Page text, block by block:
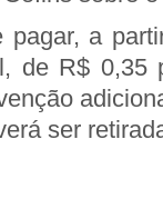
pagar, a
de R$ 0,35
ser